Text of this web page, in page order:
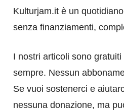
Kulturjam.it è un
senza finanziamenti,
I nostri articoli sono
sempre. Nessun
Se vuoi sostenerci e
nessuna donazione, ma